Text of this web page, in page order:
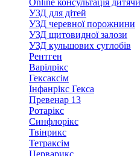
Online консультація
УЗД для дітей
УЗД черевної порожнини
УЗД щитовидної залози
УЗД кульшових суглобів
Рентген
Варілрікс
Гексаксім
Інфанрікс Гекса
Превенар 13
Ротарікс
Синфлорікс
Твінрикс
Тетраксім
Церварикс